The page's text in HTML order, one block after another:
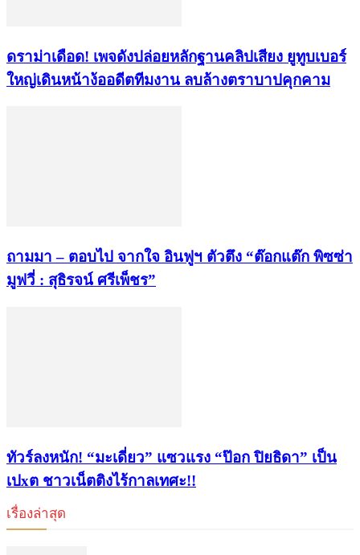
ดราม่าเดือด! เพจดังปล่อยหลักฐานคลิปเสียง ยูทูบเบอร์
ใหญ่เดินหน้าง้ออดีตทีมงาน ลบล้างตราบาปคุกคาม
ถามมา – ตอบไป จากใจ อินฟูฯ ตัวตึง “ต๊อกแต๊ก พิซซ่า
มูฟวี่ : สุธิรจน์ ศรีเพ็ชร”
ทัวร์ลงหนัก! “มะเดี่ยว” แซวแรง “ป๊อก ปิยธิดา” เป็น
เปxต ชาวเน็ตติงไร้กาลเทศะ!!
เรื่องล่าสุด